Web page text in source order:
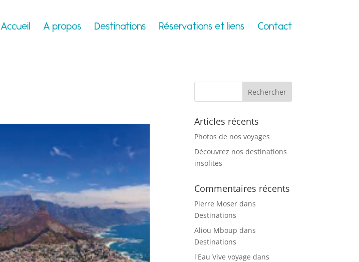
Accueil A propos Destinations Réservations et liens Contact
Articles récents
Photos de nos voyages
Découvrez nos destinations
insolites
Commentaires récents
Pierre Moser dans
Destinations
Aliou Mboup dans
Destinations
l'Eau Vive voyage dans